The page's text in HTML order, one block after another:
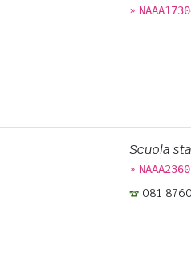
»
Scuola
»
081